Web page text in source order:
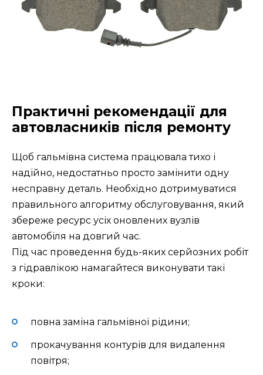
Практичні рекомендації для
автовласників після ремонту
Щоб гальмівна система працювала тихо і
надійно, недостатньо просто замінити одну
несправну деталь. Необхідно дотримуватися
правильного алгоритму обслуговування, який
збереже ресурс усіх оновлених вузлів
автомобіля на довгий час.
Під час проведення будь-яких серйозних робіт
з гідравлікою намагайтеся виконувати такі
кроки:
повна заміна гальмівної рідини;
прокачування контурів для видалення
повітря;